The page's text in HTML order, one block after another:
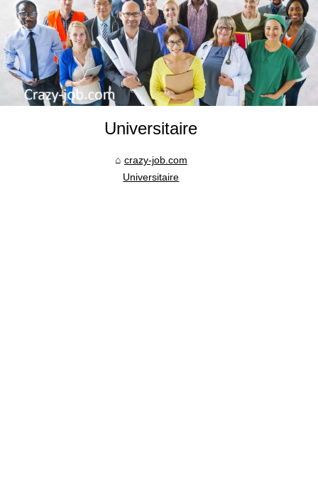
Universitaire
crazy-job.com
Universitaire